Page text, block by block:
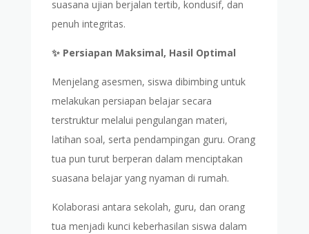
suasana ujian berjalan tertib, kondusif, dan
penuh integritas.
✨ Persiapan Maksimal, Hasil Optimal
Menjelang asesmen, siswa dibimbing untuk
melakukan persiapan belajar secara
terstruktur melalui pengulangan materi,
latihan soal, serta pendampingan guru. Orang
tua pun turut berperan dalam menciptakan
suasana belajar yang nyaman di rumah.
Kolaborasi antara sekolah, guru, dan orang
tua menjadi kunci keberhasilan siswa dalam